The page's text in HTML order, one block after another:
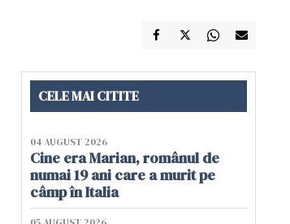
CELE MAI CITITE
04 AUGUST 2026
Cine era Marian, românul de
numai 19 ani care a murit pe
câmp în Italia